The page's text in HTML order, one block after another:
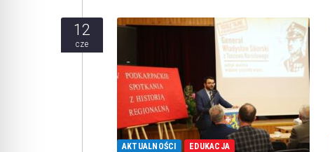
12
cze
AKTUALNOŚCI EDUKACJA